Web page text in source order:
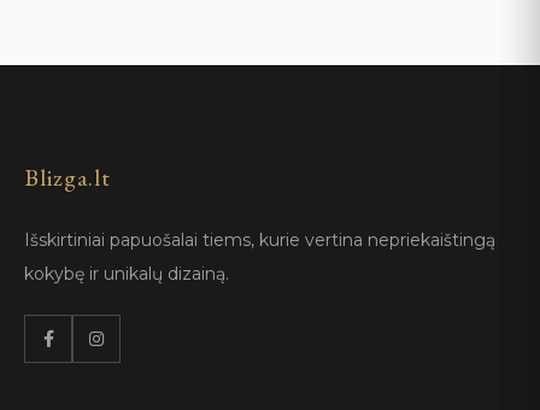
Blizga.lt
Išskirtiniai papuošalai tiems, kurie vertina nepriekaištingą
kokybę ir unikalų dizainą.